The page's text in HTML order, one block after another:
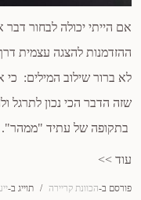
אם הייתי יכולה לבחור
ההזדמנות להצגה עצמית
לא ברור שילוב המילים:
שזה הדבר הכי נכון לתרגל
בתקופה של עתיד "ממהר".
עוד >>
פורסם ב-הכוונת קריירה / תוייג ב-